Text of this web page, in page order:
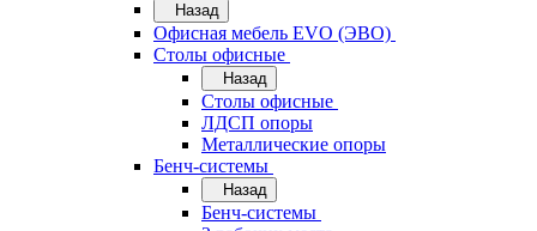
Назад
Офисная мебель EVO (ЭВО)
Cтолы офисные
Назад
Cтолы офисные
ЛДСП опоры
Металлические опоры
Бенч-системы
Назад
Бенч-системы